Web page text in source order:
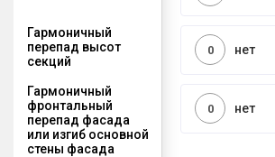
Гармоничный
перепад высот
секций
нет
0
Гармоничный
фронтальный
перепад фасада
или изгиб основной
стены фасада
нет
0